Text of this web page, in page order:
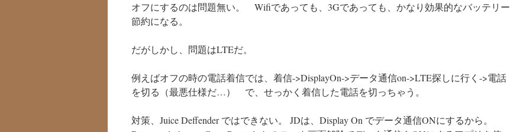
オフにするのは問題無い。 Wifiであっても、3Gであっても、かなり効果的なバッテリー
節約になる。
だがしかし、問題はLTEだ。
例えばオフの時の電話着信では、着信->DisplayOn->データ通信on->LTE探しに行く->電話
を切る（最悪仕様だ…） で、せっかく着信した電話を切っちゃう。
対策、Juice Deffender ではできない。 JDは、Display On でデータ通信ONにするから。